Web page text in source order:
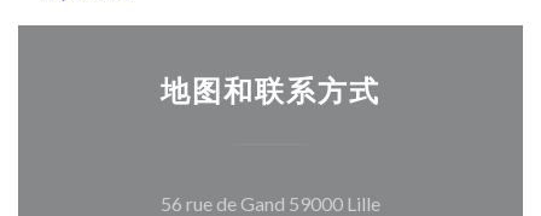
地图和联系方式
56 rue de Gand 59000 Lille((在新窗口中打开))